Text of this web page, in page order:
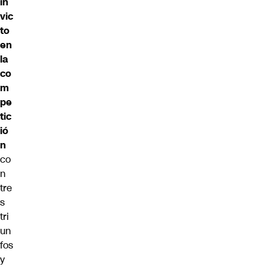
vic
to
en
la
co
m
pe
tic
ió
n
co
n
tre
s
tri
un
fos
y